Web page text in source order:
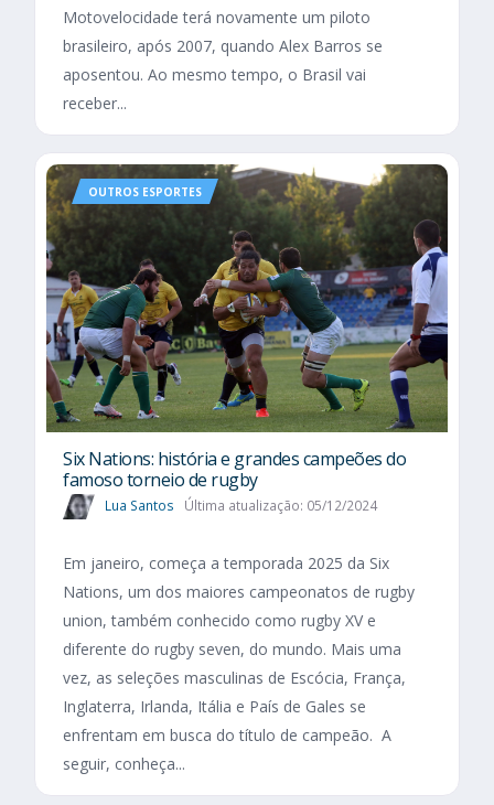
Motovelocidade terá novamente um piloto
brasileiro, após 2007, quando Alex Barros se
aposentou. Ao mesmo tempo, o Brasil vai
receber...
OUTROS ESPORTES
Six Nations​: história e grandes campeões do
famoso torneio de rugby
Lua Santos Última atualização: 05/12/2024
Em janeiro, começa a temporada 2025 da Six
Nations, um dos maiores campeonatos de rugby
union, também conhecido como rugby XV e
diferente do rugby seven, do mundo. Mais uma
vez, as seleções masculinas de Escócia, França,
Inglaterra, Irlanda, Itália e País de Gales se
enfrentam em busca do título de campeão. A
seguir, conheça...